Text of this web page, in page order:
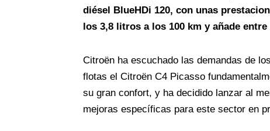
diésel BlueHDi 120, con unas
los 3,8 litros a los 100 km y añade
Citroën ha escuchado las demandas de
flotas el Citroën C4 Picasso
su gran confort, y ha decidido lanzar al
mejoras específicas para este sector en